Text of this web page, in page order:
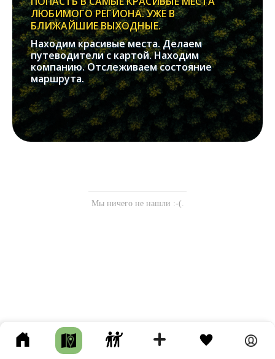
ЛЮБИМОГО РЕГИОНА. УЖЕ В
БЛИЖАЙШИЕ ВЫХОДНЫЕ.
Находим красивые места. Делаем
путеводители с картой. Находим
компанию. Отслеживаем состояние
маршрута.
Мы ничего не нашли :-(.